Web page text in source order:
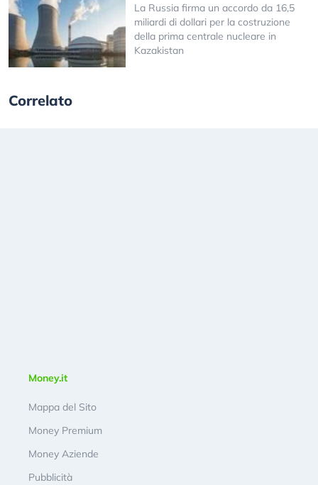
La Russia firma un accordo da 16,5
miliardi di dollari per la costruzione
della prima centrale nucleare in
Kazakistan
Correlato
Money.it
Mappa del Sito
Money Premium
Money Aziende
Pubblicità